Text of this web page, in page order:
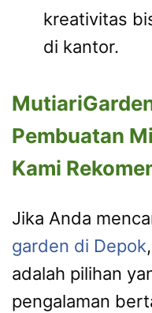
kreativitas
di kantor.
Pembuatan
Kami
Jika Anda
garden di Depok,
adalah pilihan
pengalaman